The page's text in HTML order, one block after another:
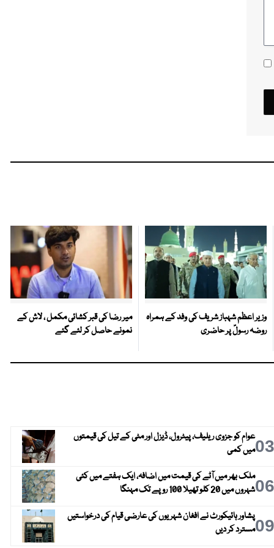
وزیر اعظم شہباز شریف کی وفد کے ہمراہ
روضہ رسولؐ پر حاضری
میر رضا کی قبر کشائی مکمل ، لاش کے
نمونے حاصل کر لئے گئے
03عوام کو جزوی ریلیف، پیٹرول، ڈیزل اور مٹی کے تیل کی قیمتوں
میں کمی
06ملک بھر میں آٹے کی قیمت میں اضافہ، ایک ہفتے میں کئی
شہروں میں 20 کلو تھیلا 100 روپے تک مہنگا
09پشاور ہائیکورٹ نے افغان شہریوں کی عارضی قیام کی درخواستیں
مسترد کر دیں